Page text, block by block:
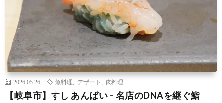
2026.05.26 魚料理 デザート 肉料理
【岐阜市】すし あんばい – 名店のDNAを継ぐ鮨